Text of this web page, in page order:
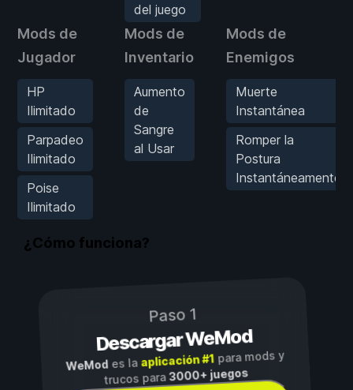
del juego
Mods de
Jugador
HP
Ilimitado
Parpadeo
Ilimitado
Poise
Ilimitado
Mods de
Inventario
Aumento
de
Sangre
al Usar
Mods de
Enemigos
Muerte
Instantánea
Romper la
Postura
Instantáneamente
¿Cómo funciona?
Paso 1
Descargar WeMod
WeMod es la aplicación #1para mods y
trucos para3000+ juegos